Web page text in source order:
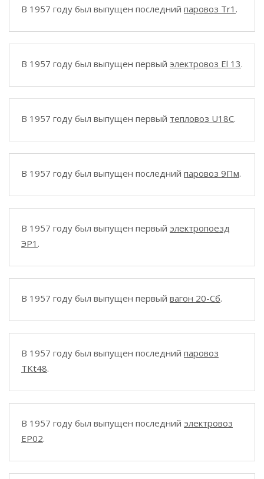
В 1957 году был выпущен последний паровоз Tr1 .
В 1957 году был выпущен первый электровоз El 13.
В 1957 году был выпущен первый тепловоз U18C.
В 1957 году был выпущен последний паровоз 9Пм.
В 1957 году был выпущен первый электропоезд
ЭР1 .
В 1957 году был выпущен первый вагон 20-Сб.
В 1957 году был выпущен последний паровоз
TKt48.
В 1957 году был выпущен последний электровоз
EP02.